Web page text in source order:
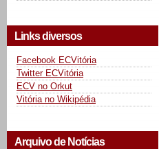
Links diversos
Facebook ECVitória
Twitter ECVitória
ECV no Orkut
Vitória no Wikipédia
Arquivo de Notícias